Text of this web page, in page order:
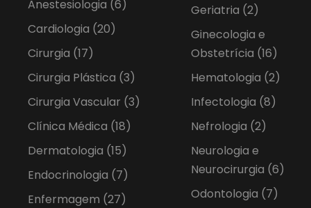
Anestesiologia (6)
Cardiologia (20)
Cirurgia (17)
Cirurgia Plástica (3)
Cirurgia Vascular (3)
Clínica Médica (18)
Dermatologia (15)
Endocrinologia (7)
Enfermagem (27)
Geriatria (2)
Ginecologia e
Obstetrícia (16)
Hematologia (2)
Infectologia (8)
Nefrologia (2)
Neurologia e
Neurocirurgia (6)
Odontologia (7)